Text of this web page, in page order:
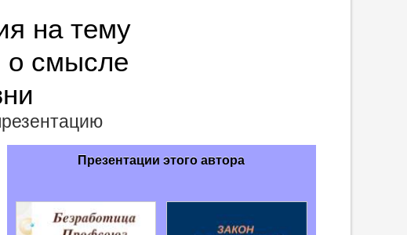
на тему
о смысле
Презентации этого автора